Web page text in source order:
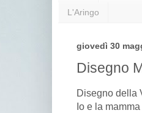
L'Aringo
giovedì 30
Disegno
Disegno della
Io e la